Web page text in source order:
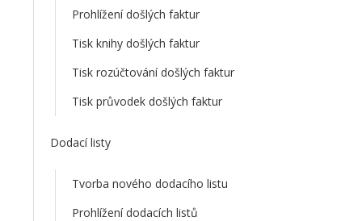
Prohlížení došlých faktur
Tisk knihy došlých faktur
Tisk rozúčtování došlých faktur
Tisk průvodek došlých faktur
Dodací listy
Tvorba nového dodacího listu
Prohlížení dodacích listů